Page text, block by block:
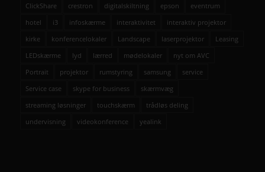
ClickShare
crestron digitalskiltning epson
eventrum
hotel
i3 infoskærme interaktivitet
interaktiv projektor
kirke
konferencelokaler Landscape laserprojektor
Leasing
LEDskærme
lyd lærred mødelokaler
nyt om AVC
Portrait
projektor rumstyring samsung
service
Service case
skype for business
skærmvæg
streaming løsninger
touchskærm
trådløs deling
undervisning
videokonference yealink